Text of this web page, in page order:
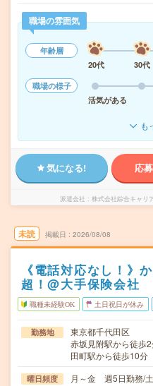
職場の雰囲気
年齢層
20代
30代
職場の様子
活気がある
も
気になる! 応
派遣会社 株式会社綜合キャリ
未読 掲載日 2026/08/08
《電話対応なし！》
超！@大手保険会社
職種未経験OK 土日祝日が休み
勤務地
東京都千代田区
赤坂見附駅から徒歩
田町駅から徒歩10分
曜日頻度 月～金 週5日勤務/